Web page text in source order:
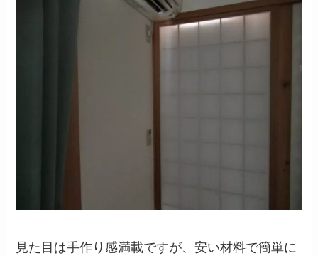
見た目は手作り感満載ですが、安い材料で簡単に